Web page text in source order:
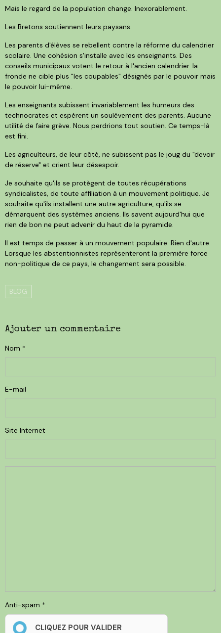
Mais le regard de la population change. Inexorablement.
Les Bretons soutiennent leurs paysans.
Les parents d'élèves se rebellent contre la réforme du calendrier
scolaire. Une cohésion s'installe avec les enseignants. Des
conseils municipaux votent le retour à l'ancien calendrier. la
fronde ne cible plus "les coupables" désignés par le pouvoir mais
le pouvoir lui-même.
Les enseignants subissent invariablement les humeurs des
technocrates et espèrent un soulèvement des parents. Aucune
utilité de faire grève. Nous perdrions tout soutien. Ce temps-là
est fini.
Les agriculteurs, de leur côté, ne subissent pas le joug du "devoir
de réserve" et crient leur désespoir.
Je souhaite qu'ils se protègent de toutes récupérations
syndicalistes, de toute affiliation à un mouvement politique. Je
souhaite qu'ils installent une autre agriculture, qu'ils se
démarquent des systèmes anciens. Ils savent aujourd'hui que
rien de bon ne peut advenir du haut de la pyramide.
Il est temps de passer à un mouvement populaire. Rien d'autre.
Lorsque les abstentionnistes représenteront la première force
non-politique de ce pays, le changement sera possible.
BLOG
Ajouter un commentaire
Nom
E-mail
Site Internet
Anti-spam
CLIQUEZ POUR VALIDER